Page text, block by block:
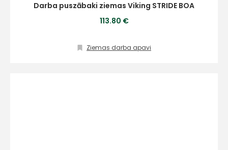
Darba puszābaki ziemas Viking STRIDE BOA
113.80 €
Ziemas darba apavi